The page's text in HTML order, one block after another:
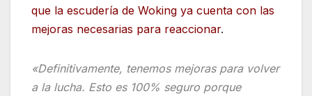
que la escudería de Woking ya cuenta con las
mejoras necesarias para reaccionar.
«Definitivamente, tenemos mejoras para volver
a la lucha. Esto es 100% seguro porque